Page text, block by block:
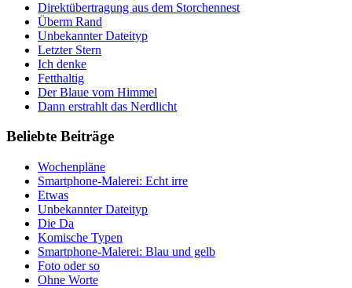
Direktübertragung aus dem Storchennest
Überm Rand
Unbekannter Dateityp
Letzter Stern
Ich denke
Fetthaltig
Der Blaue vom Himmel
Dann erstrahlt das Nerdlicht
Beliebte Beiträge
Wochenpläne
Smartphone-Malerei: Echt irre
Etwas
Unbekannter Dateityp
Die Da
Komische Typen
Smartphone-Malerei: Blau und gelb
Foto oder so
Ohne Worte